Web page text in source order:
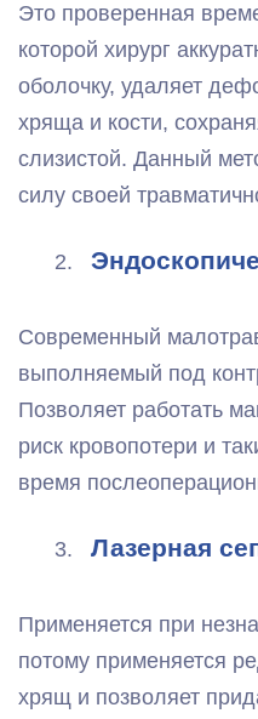
Это проверенная
которой хирург
оболочку, удаляет
хряща и кости,
слизистой. Данный
силу своей
Современный
выполняемый под
Позволяет работать
риск кровопотери и
время
Лазерная
Применяется при
потому применяется
хрящ и позволяет